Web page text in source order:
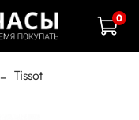
0
Tissot